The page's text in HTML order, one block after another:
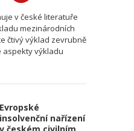
v české literatuře
mezinárodních
čtivý výklad zevrubně
aspekty výkladu
Evropské
insolvenční nařízení